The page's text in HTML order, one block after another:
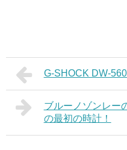
G-SHOCK DW-
ブルーノゾンレー
の最初の時計！